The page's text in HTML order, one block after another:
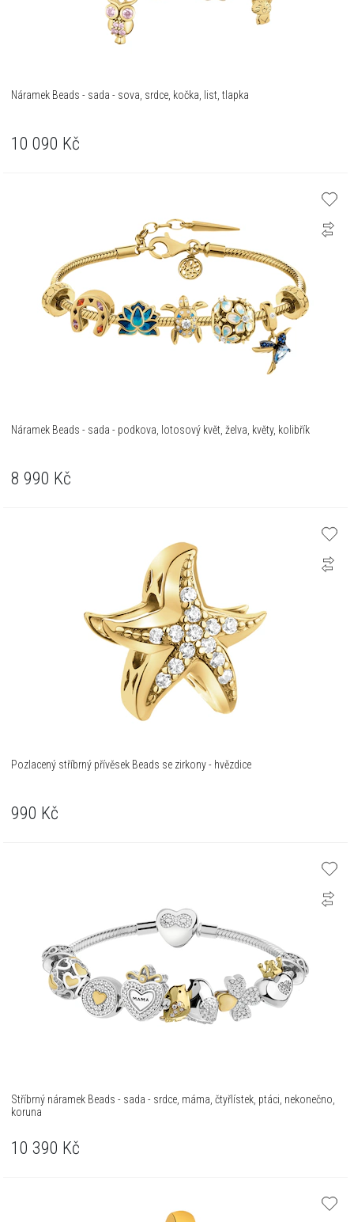
Náramek Beads - sada - sova, srdce, kočka, list, tlapka
10 090 Kč
Náramek Beads - sada - podkova, lotosový květ, želva, květy, kolibřík
8 990 Kč
Pozlacený stříbrný přívěsek Beads se zirkony - hvězdice
990 Kč
Stříbrný náramek Beads - sada - srdce, máma, čtyřlístek, ptáci, nekonečno,
koruna
10 390 Kč